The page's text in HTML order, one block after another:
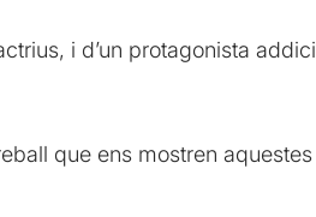
i d’un protagonista
que ens mostren